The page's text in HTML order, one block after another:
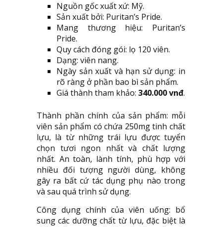
Nguồn gốc xuất xứ: Mỹ.
Sản xuất bởi: Puritan’s Pride.
Mang thương hiệu: Puritan’s
Pride.
Quy cách đóng gói: lọ 120 viên.
Dạng: viên nang.
Ngày sản xuất và hạn sử dụng: in
rõ ràng ở phần bao bì sản phẩm.
Giá thành tham khảo: 340.000 vnđ.
Thành phần chính của sản phẩm: mỗi
viên sản phẩm có chứa 250mg tinh chất
lựu, là từ những trái lựu được tuyển
chọn tươi ngon nhất và chất lượng
nhất. An toàn, lành tính, phù hợp với
nhiều đối tượng người dùng, không
gây ra bất cứ tác dụng phụ nào trong
và sau quá trình sử dụng.
Công dụng chính của viên uống: bổ
sung các dưỡng chất từ lựu, đặc biệt là